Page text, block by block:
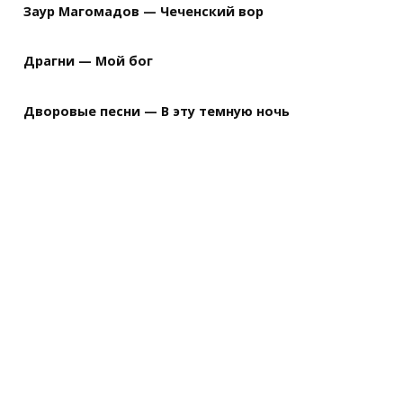
Заур Магомадов — Чеченский вор
Драгни — Мой бог
Дворовые песни — В эту темную ночь